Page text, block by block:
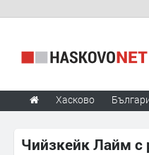
Хасково
Чийзкейк Лайм с